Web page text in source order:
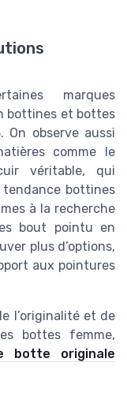
marques
bottines et bottes
observe aussi
comme le
véritable, qui
bottines
à la recherche
bout pointu en
plus d’options,
aux pointures
l’originalité et de
bottes femme,
botte originale